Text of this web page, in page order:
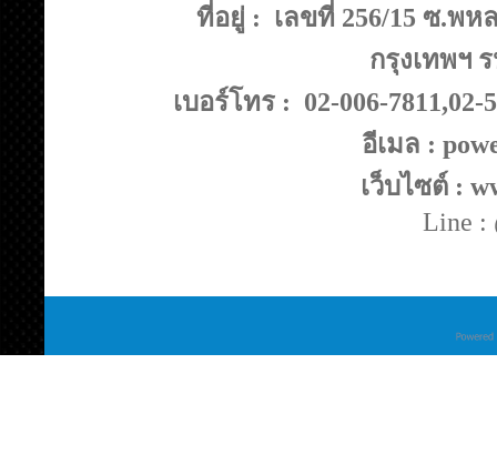
ที่อยู่ : เลขที่ 256/15 ซ.พห
กรุงเทพฯ
เบอร์โทร : 02-006-
อีเมล :
เว็บไซต์ :
Line :